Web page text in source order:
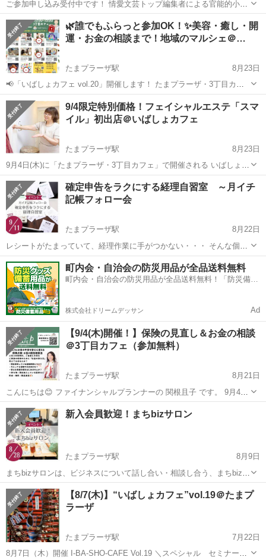
ご参加申し込み受付中です！ 情愛文芸トップ編集者による官能的小説
の読み方、書き方の奥義と、認定心理士アロマカウンセラーによる小
説のイメージ膨らむアロマクラフトのジョイント知と癒しの特別講座
です！ 18歳以上の男性、女...
神奈川 横浜市 たまプラーザ駅 ワークショップ
ロールオンアロマ
🌿誰でもふらっと参加OK！✨美容・癒し・開
運・お金の相談まで！地域のマルシェ＠…
たまプラーザ駅
8月23日
📢「いばしょカフェ vol.20」開催します！ たまプラーザ・3丁目カフ
ェで行われる、 ジモトの仲間とつながれる マルシェ＆交流イベントで
す。 どなたでも出入り自由♪ 入場無料✨（※カフェ内のためワンドリ
ンク注...
神奈川 横浜市 たまプラーザ駅 ワークショップ 温活
9/4限定特別価格！フェイシャルエステ「スマ
イル」初出店＠いばしょカフェ
たまプラーザ駅
8月23日
9月4日(木)に「たまプラーザ・3丁目カフェ」で開催される いばしょカ
フェ vol.20 にて、 ✨ フェイシャルエステ「スマイル」さんが初出
店！ ✨ 当日は、 お顔のクレンジング → マッサージ → 毛穴・角質...
神奈川 横浜市 たまプラーザ駅 ワークショップ
フェイシャル
確定申告をラクにする経理自習室 ～月イチ
記帳フォロー会
たまプラーザ駅
8月22日
レシートがたまっていて、経理作業に手がつかない・・・ そんな個人
事業主・小規模事業者のための作業会です ＜開催概要＞ ◆日時
2025/9/11(木)19:00-21:00 ◆場所 まちなかbizあおば（たまプラ...
神奈川 横浜市 たまプラーザ駅 ワークショップ
町内会・自治会の防災用品が全品送料無料
町内会・自治会の防災用品が全品送料無料！「防災備蓄
株式会社ドリームデッサン Ad
【9/4(木)開催！】保険の見直し＆お金の相談
＠3丁目カフェ（参加無料）
たまプラーザ駅
8月21日
こんにちは😊 ファイナンシャルプランナーの 関根且子 です。 9月4日
(木)に「たまプラーザ・3丁目カフェ」で開催される いばしょカフェ
vol.20 にて、 保険点検・お金の個別相談会（無料） を行います！ ...
神奈川 横浜市 たまプラーザ駅 ワークショップ
新入会員歓迎！まちbizサロン
たまプラーザ駅
8月9日
まちbizサロンは、ビジネスについて話し合い・相談し合う、まちbiz会
員の集いの場です。 ZOOMでもご参加いただけます。 ＜開催概要＞
◆日時 2025/8/28(木)19:00-21:00 ◆場所 まちなかb...
神奈川 横浜市 たまプラーザ駅 サロン
【8/7(木)】“いばしょカフェ”vol.19＠たまプ
ラーザ
たまプラーザ駅
7月22日
8月7日（木）開催 I-BA-SHO-CAFE Vol.19 ＼スペシャル セミナー／